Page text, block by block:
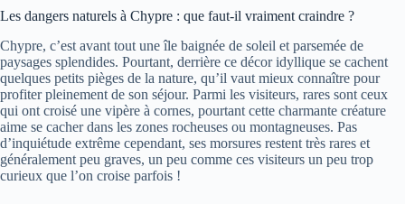
Les dangers naturels à Chypre : que faut-il vraiment craindre ?
Chypre, c’est avant tout une île baignée de soleil et parsemée de
paysages splendides. Pourtant, derrière ce décor idyllique se cachent
quelques petits pièges de la nature, qu’il vaut mieux connaître pour
profiter pleinement de son séjour. Parmi les visiteurs, rares sont ceux
qui ont croisé une vipère à cornes, pourtant cette charmante créature
aime se cacher dans les zones rocheuses ou montagneuses. Pas
d’inquiétude extrême cependant, ses morsures restent très rares et
généralement peu graves, un peu comme ces visiteurs un peu trop
curieux que l’on croise parfois !